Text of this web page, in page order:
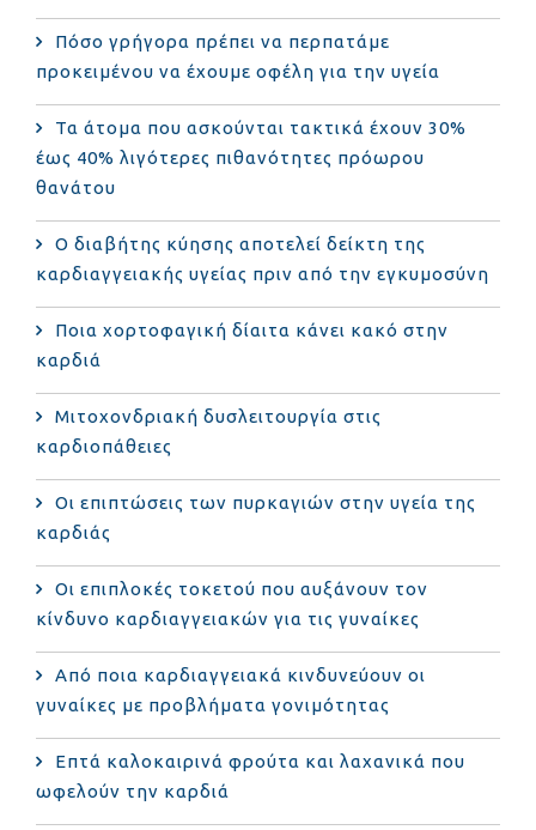
Πόσο γρήγορα πρέπει να περπατάμε
προκειμένου να έχουμε οφέλη για την υγεία
Τα άτομα που ασκούνται τακτικά έχουν 30%
έως 40% λιγότερες πιθανότητες πρόωρου
θανάτου
Ο διαβήτης κύησης αποτελεί δείκτη της
καρδιαγγειακής υγείας πριν από την εγκυμοσύνη
Ποια χορτοφαγική δίαιτα κάνει κακό στην
καρδιά
Μιτοχονδριακή δυσλειτουργία στις
καρδιοπάθειες
Οι επιπτώσεις των πυρκαγιών στην υγεία της
καρδιάς
Οι επιπλοκές τοκετού που αυξάνουν τον
κίνδυνο καρδιαγγειακών για τις γυναίκες
Από ποια καρδιαγγειακά κινδυνεύουν οι
γυναίκες με προβλήματα γονιμότητας
Επτά καλοκαιρινά φρούτα και λαχανικά που
ωφελούν την καρδιά